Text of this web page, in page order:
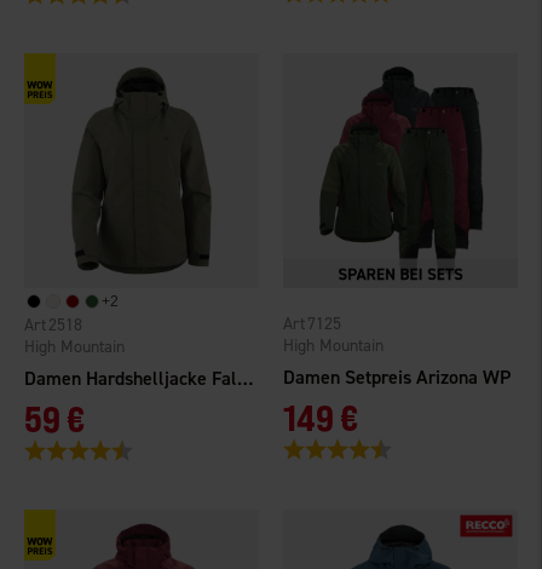
+2
Damen Hardshelljacke Falkenberg 2.0 WP
High Mountain
2518
59 €
Bewertung:
Damen Setpreis Arizona WP
High Mountain
7125
149 €
Bewertung: